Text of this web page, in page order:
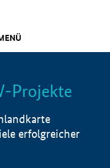
Info
Projekte
erfolgreicher